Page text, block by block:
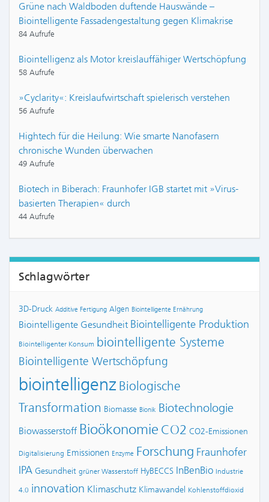
Grüne nach Waldboden duftende Hauswände –
Biointelligente Fassadengestaltung gegen Klimakrise
84 Aufrufe
Biointelligenz als Motor kreislauffähiger Wertschöpfung
58 Aufrufe
»Cyclarity«: Kreislaufwirtschaft spielerisch verstehen
56 Aufrufe
Hightech für die Heilung: Wie smarte Nanofasern
chronische Wunden überwachen
49 Aufrufe
Biotech in Biberach: Fraunhofer IGB startet mit »Virus-
basierten Therapien« durch
44 Aufrufe
Schlagwörter
3D-Druck Additive Fertigung Algen Biointelligente Ernährung
Biointelligente Gesundheit Biointelligente Produktion
Biointelligenter Konsum biointelligente Systeme
Biointelligente Wertschöpfung
biointelligenz Biologische
Transformation Biomasse Bionik Biotechnologie
Biowasserstoff Bioökonomie CO2 CO2-Emissionen
Digitalisierung Emissionen Enzyme Forschung Fraunhofer
IPA Gesundheit grüner Wasserstoff HyBECCS InBenBio Industrie
4.0 innovation Klimaschutz Klimawandel Kohlenstoffdioxid